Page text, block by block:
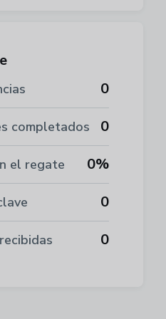
0
completados 0
el regate 0%
0
0